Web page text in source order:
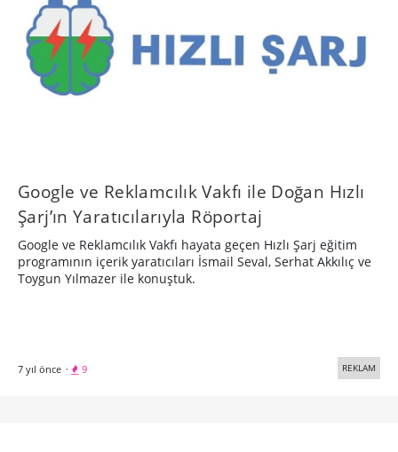
Google ve Reklamcılık Vakfı ile Doğan Hızlı
Şarj’ın Yaratıcılarıyla Röportaj
Google ve Reklamcılık Vakfı hayata geçen Hızlı Şarj eğitim
programının içerik yaratıcıları İsmail Seval, Serhat Akkılıç ve
Toygun Yılmazer ile konuştuk.
7 yıl önce · 9 REKLAM